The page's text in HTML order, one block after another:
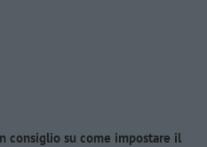
consiglio su come impostare il